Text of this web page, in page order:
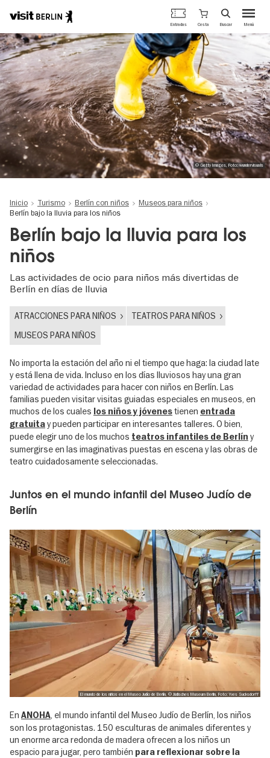
Pasar
al
contenido
principal
Portal
oficial
de
turismo
de
Berlín
Menú
Entradas Cesta Buscar
© Getty Images, Foto: wundervisuals
Inicio Turismo Berlín con niños
Museos para niños
Berlín bajo la lluvia para los niños
Berlín bajo la lluvia para los
niños
Las actividades de ocio para niños más divertidas de
Berlín en días de lluvia
ATRACCIONES PARA NIÑOS
TEATROS PARA NIÑOS
MUSEOS PARA NIÑOS
No importa la estación del año ni el tiempo que haga: la ciudad late
y está llena de vida. Incluso en los días lluviosos hay una gran
variedad de actividades para hacer con niños en Berlín. Las
familias pueden visitar visitas guiadas especiales en museos, en
muchos de los cuales los niños y jóvenestienen entrada
gratuitay pueden participar en interesantes talleres. O bien,
puede elegir uno de los muchos teatros infantiles de Berlín y
sumergirse en las imaginativas puestas en escena y las obras de
teatro cuidadosamente seleccionadas.
Juntos en el mundo infantil del Museo Judío de
Berlín
El mundo de los niños en el Museo Judío de Berlín, © Jüdisches Museum Berlin, Foto: Yves Sucksdorff
En ANOHA , el mundo infantil del Museo Judío de Berlín, los niños
son los protagonistas. 150 esculturas de animales diferentes y
un enorme arca redonda de madera ofrecen a los niños un
espacio para jugar, pero también para reflexionar sobre la